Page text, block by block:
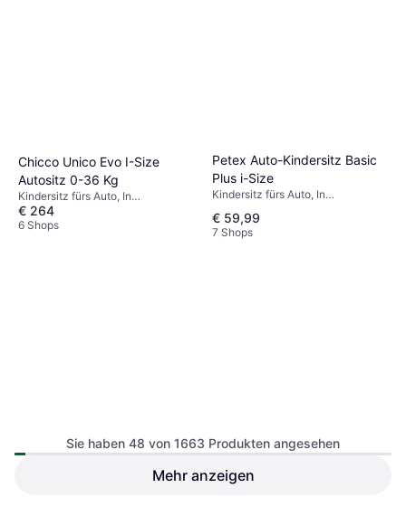
Chicco Unico Evo I-Size
Autositz 0-36 Kg
Kindersitz fürs Auto, In
Fahrtrichtung, Waschbarer Bezug
€ 264
6 Shops
Petex Auto-Kindersitz Basic
Plus i-Size
Kindersitz fürs Auto, In
€ 59,99
7 Shops
Schwarz
Babyschale
Cybex Pallas G3 Plus i-Size
Sie haben 48 von 1663 Produkten angesehen
Mehr anzeigen